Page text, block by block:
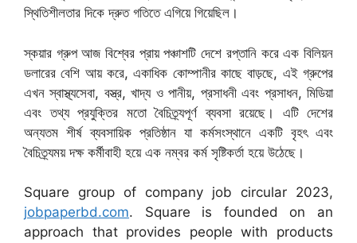
স্থিতিশীলতার দিকে দ্রুত গতিতে এগিয়ে গিয়েছিল।
স্কয়ার গ্রুপ আজ বিশ্বের প্রায় পঞ্চাশটি দেশে রপ্তানি করে এক বিলিয়ন
ডলারের বেশি আয় করে, একাধিক কোম্পানীর কাছে বাড়ছে, এই গ্রুপের
এখন স্বাস্থ্যসেবা, বস্ত্র, খাদ্য ও পানীয়, প্রসাধনী এবং প্রসাধন, মিডিয়া
এবং তথ্য প্রযুক্তির মতো বৈচিত্র্যপূর্ণ ব্যবসা রয়েছে। এটি দেশের
অন্যতম শীর্ষ ব্যবসায়িক প্রতিষ্ঠান যা কর্মসংস্থানে একটি বৃহৎ এবং
বৈচিত্র্যময় দক্ষ কর্মীবাহী হয়ে এক নম্বর কর্ম সৃষ্টিকর্তা হয়ে উঠেছে।
Square group of company job circular 2023,
jobpaperbd.com. Square is founded on an
approach that provides people with products